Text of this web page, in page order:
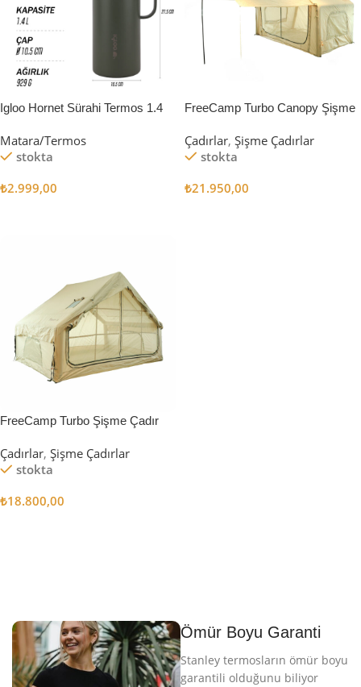
Igloo Hornet Sürahi Termos 1.4
Matara/Termos
stokta
₺2.999,00
FreeCamp Turbo Canopy Şişme
Çadırlar, Şişme Çadırlar
stokta
₺21.950,00
FreeCamp Turbo Şişme Çadır
Çadırlar, Şişme Çadırlar
stokta
₺18.800,00
Ömür Boyu Garanti
Stanley termosların ömür boyu
garantili olduğunu biliyor